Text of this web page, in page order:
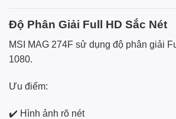
Độ Phân Giải Full HD Sắc Nét
MSI MAG 274F sử dụng độ phân giải
1080.
Ưu điểm:
✔️ Hình ảnh rõ nét